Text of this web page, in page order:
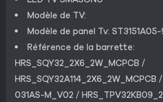
Modèle de TV:
Modèle de panel Tv: ST3151A05-
Référence de la barrette:
HRS_SQY32_2X6_2W_MCPCB /
031AS-M_V02 /